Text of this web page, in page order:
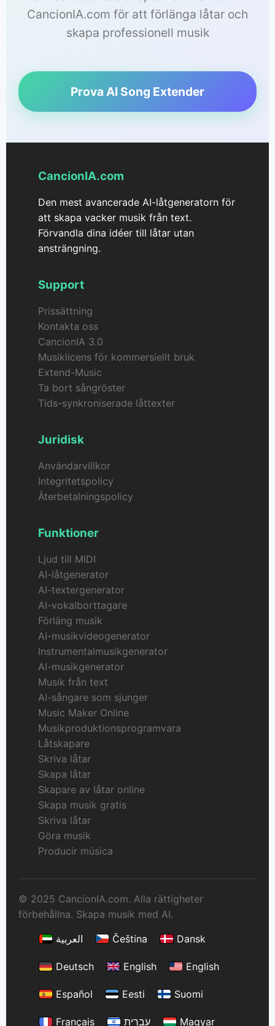
CancionIA.com för att förlänga låtar och
skapa professionell musik
Prova AI Song Extender
CancionIA.com
Den mest avancerade AI-låtgeneratorn för
att skapa vacker musik från text.
Förvandla dina idéer till låtar utan
ansträngning.
Support
Prissättning
Kontakta oss
CancionIA 3.0
Musiklicens för kommersiellt bruk
Extend-Music
Ta bort sångröster
Tids-synkroniserade låttexter
Juridisk
Användarvillkor
Integritetspolicy
Återbetalningspolicy
Funktioner
Ljud till MIDI
AI-låtgenerator
AI-textergenerator
AI-vokalborttagare
Förläng musik
AI-musikvideogenerator
Instrumentalmusikgenerator
AI-musikgenerator
Musik från text
AI-sångare som sjunger
Music Maker Online
Musikproduktionsprogramvara
Låtskapare
Skriva låtar
Skapa låtar
Skapare av låtar online
Skapa musik gratis
Skriva låtar
Göra musik
Producir música
© 2025 CancionIA.com. Alla rättigheter
förbehållna. Skapa musik med AI.
العربية
Čeština Dansk
Deutsch English English
Español Eesti Suomi
Français עברית Magyar